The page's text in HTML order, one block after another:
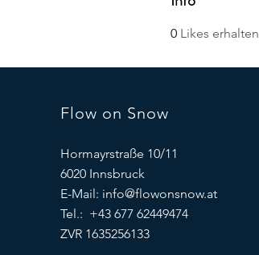
0 Likes erhalten
Flow on Snow
Hormayrstraße 10/11
6020 Innsbruck
E-Mail: info@flowonsnow.at
Tel.: +43 677 62449474
ZVR 1635256133